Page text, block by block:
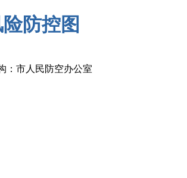
防控图
市人民防空办公室